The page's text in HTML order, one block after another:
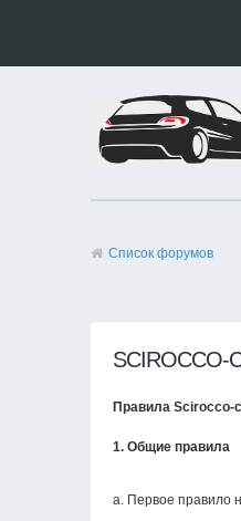
Список форумов
SCIROCCO-
Правила Scirocco-
1. Общие правила
a. Первое правило